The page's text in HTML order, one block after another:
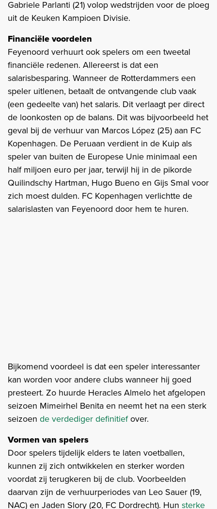
Gabriele Parlanti (21) volop wedstrijden voor de ploeg
uit de Keuken Kampioen Divisie.
Financiële voordelen
Feyenoord verhuurt ook spelers om een tweetal
financiële redenen. Allereerst is dat een
salarisbesparing. Wanneer de Rotterdammers een
speler uitlenen, betaalt de ontvangende club vaak
(een gedeelte van) het salaris. Dit verlaagt per direct
de loonkosten op de balans. Dit was bijvoorbeeld het
geval bij de verhuur van Marcos López (25) aan FC
Kopenhagen. De Peruaan verdient in de Kuip als
speler van buiten de Europese Unie minimaal een
half miljoen euro per jaar, terwijl hij in de pikorde
Quilindschy Hartman, Hugo Bueno en Gijs Smal voor
zich moest dulden. FC Kopenhagen verlichtte de
salarislasten van Feyenoord door hem te huren.
Bijkomend voordeel is dat een speler interessanter
kan worden voor andere clubs wanneer hij goed
presteert. Zo huurde Heracles Almelo het afgelopen
seizoen Mimeirhel Benita en neemt het na een sterk
seizoen de verdediger definitiefover.
Vormen van spelers
Door spelers tijdelijk elders te laten voetballen,
kunnen zij zich ontwikkelen en sterker worden
voordat zij terugkeren bij de club. Voorbeelden
daarvan zijn de verhuurperiodes van Leo Sauer (19,
NAC) en Jaden Slory (20, FC Dordrecht). Hun sterke